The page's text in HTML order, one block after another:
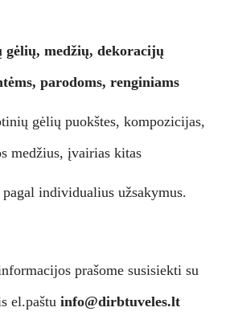
medžių, dekoracijų
parodoms, renginiams
gėlių puokštes, kompozicijas,
medžius, įvairias kitas
individualius užsakymus.
prašome susisiekti su
el.paštu info@dirbtuveles.lt